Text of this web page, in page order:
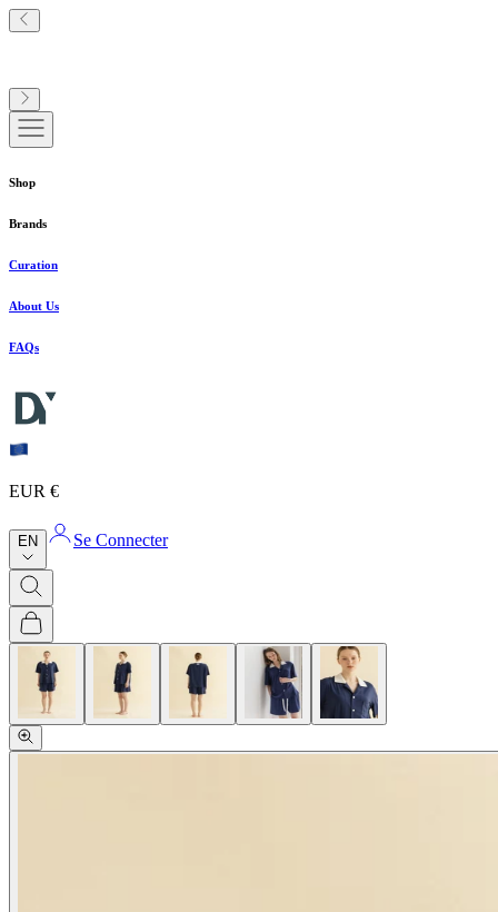
Shop
Brands
Curation
About Us
FAQs
EUR €
EN Se Connecter